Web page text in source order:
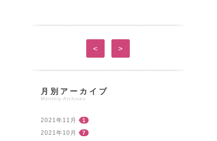
< >
月別アーカイブ
Monthly Archives
2021年11月 1
2021年10月 7